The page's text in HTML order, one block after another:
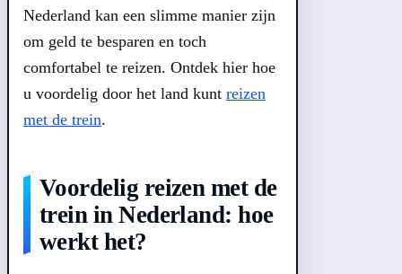
Nederland kan een slimme manier zijn
om geld te besparen en toch
comfortabel te reizen. Ontdek hier hoe
u voordelig door het land kunt reizen
met de trein.
Voordelig reizen met de
trein in Nederland: hoe
werkt het?